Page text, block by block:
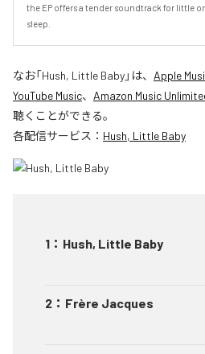
the EP offers a tender soundtrack for little
sleep.
なお「Hush, Little Baby」は、 Apple
YouTube Music、 Amazon Music
聴くことができる。
各配信サービス： Hush, Little Baby
1 ： Hush, Little Baby
2 ： Frère Jacques